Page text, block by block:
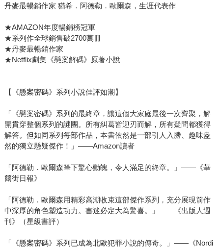
丹麥最暢銷作家 猶希．阿德勒．歐爾森，生涯代表作
★AMAZON年度暢銷榜冠軍
★系列作全球銷售破2700萬冊
★丹麥最暢銷作家
★Netflix劇集《懸案解碼》原著小說
【《懸案密碼》系列小說佳評如潮】
「《懸案密碼》系列的最終章，讓這個大家庭最後一次齊聚，解
開貫穿整個系列的謎團。所有糾葛皆迎刃而解，所有疑問都獲得
解答。但如同系列每部作品，本書依然是一部引人入勝、趣味盎
然的獨立懸疑傑作！」——Amazon讀者
「阿德勒．歐爾森筆下驚心動魄，令人滿足的終章。」——《華
爾街日報》
「阿德勒．歐爾森用精彩高潮收束這部傑作系列，充分展現前作
中深厚的角色塑造功力。書迷必定大為驚喜。」——《出版人週
刊》（星級書評）
「《懸案密碼》系列已成為北歐犯罪小說的傳奇。」——《Nordi